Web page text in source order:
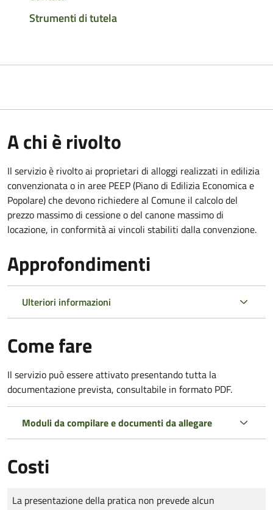
Strumenti di tutela
A chi è rivolto
Il servizio è rivolto ai proprietari di alloggi realizzati in edilizia
convenzionata o in aree PEEP (Piano di Edilizia Economica e
Popolare) che devono richiedere al Comune il calcolo del
prezzo massimo di cessione o del canone massimo di
locazione, in conformità ai vincoli stabiliti dalla convenzione.
Approfondimenti
Ulteriori informazioni
Come fare
Il servizio può essere attivato presentando tutta la
documentazione prevista, consultabile in formato PDF.
Moduli da compilare e documenti da allegare
Costi
Tipo di pagamento
Importo
La presentazione della pratica non prevede alcun